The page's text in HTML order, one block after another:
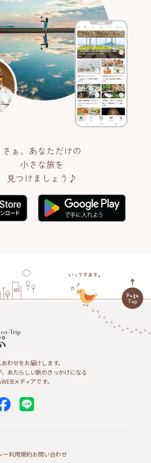
さぁ、あなただけの
小さな旅を
見つけましょう♪
わせをお届けします。
あたらしい旅のきっかけになる
メディアです。
ー利用規約お問い合わせ